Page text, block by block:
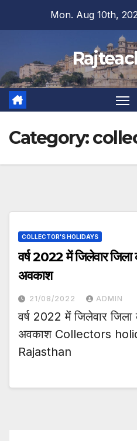
Mon. Aug 10th,
Category:
COLLECTOR'S HOLIDAYS
वर्ष 2022 में जिलेवार जिला
अवकाश
21/08/2022 ADMIN
वर्ष 2022 में जिलेवार जिला
अवकाश Collectors
Rajasthan